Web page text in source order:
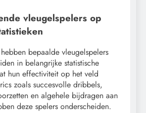
vleugelspelers op
bepaalde vleugelspelers
in belangrijke statistische
hun effectiviteit op het veld
zoals succesvolle dribbels,
en algehele bijdragen aan
deze spelers onderscheiden.